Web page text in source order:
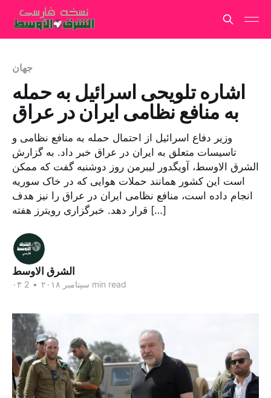
جهان
اشاره تلویحی اسرائیل به حمله
به منافع نظامی ایران در عراق
وزیر دفاع اسرائیل از احتمال حمله به منافع نظامی و
تاسیسات متعلق به ایران در عراق خبر داد. به گزارش
الشرق الاوسط، آویگدور لیبرمن روز دوشنبه گفت که ممکن
است این کشور همانند حملات هوایی که در خاک سوریه
انجام داده است، منافع نظامی ایران در عراق را نیز هدف
قرار دهد. خبرگزاری رویترز هفته […]
الشرق الاوسط
۰۳ سپتامبر ۲۰۱۸ • 2 min read